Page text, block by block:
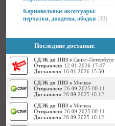
Карнавальные аксессуары:
перчатки, диадемы, ободки (38)
Последние доставки:
СДЭК до ПВЗ в Санкт-Петербург
Отправлен: 12.01.2026 17:47
Доставлен: 16.01.2026 15:50
СДЭК до ПВЗ в Москва
Отправлен: 26.09.2025 08:11
Доставлен: 28.09.2025 10:12
СДЭК до ПВЗ в Москва
Отправлен: 26.09.2025 08:11
Доставлен: 28.09.2025 10:12